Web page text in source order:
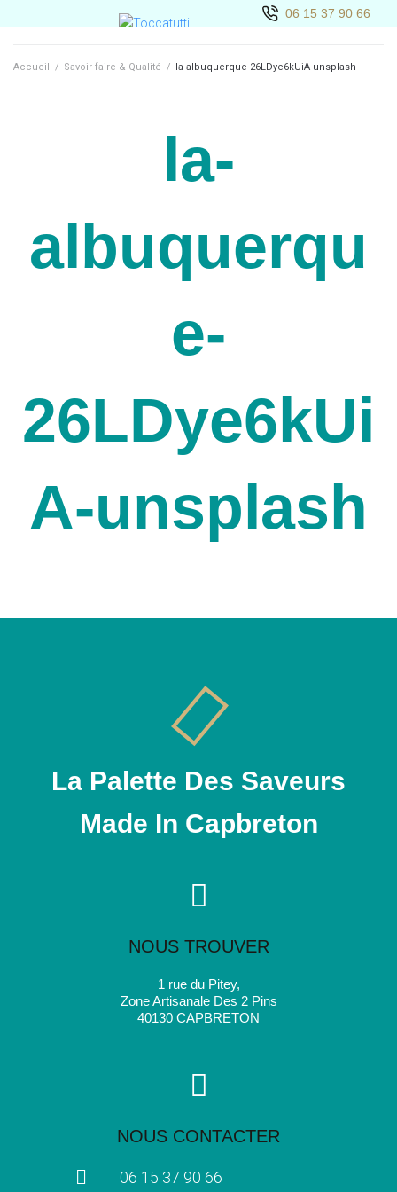
06 15 37 90 66
Accueil / Savoir-faire & Qualité / la-albuquerque-26LDye6kUiA-unsplash
la-
albuquerqu
e-
26LDye6kUi
A-unsplash
La Palette Des Saveurs
Made In Capbreton
NOUS TROUVER
1 rue du Pitey,
Zone Artisanale Des 2 Pins
40130 CAPBRETON
NOUS CONTACTER
06 15 37 90 66